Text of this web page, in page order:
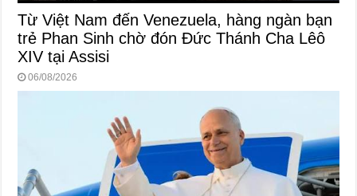
Từ Việt Nam đến Venezuela, hàng ngàn bạn
trẻ Phan Sinh chờ đón Đức Thánh Cha Lêô
XIV tại Assisi
06/08/2026